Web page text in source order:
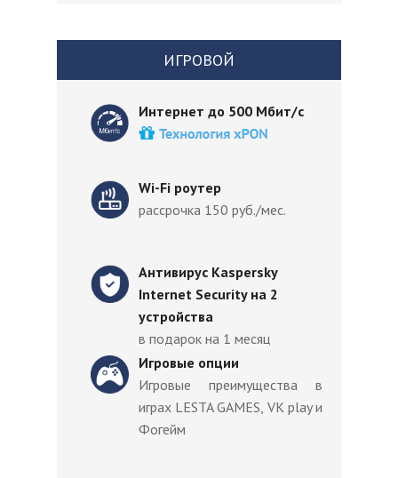
Wi-Fi роутер
рассрочка 150 руб./мес.
Игровые опции
Игровые преимущества в
играх LESTA GAMES, VK play и
Фогейм
Интернет до 500 Мбит/с
ИГРОВОЙ
Антивирус Kaspersky
Internet Security на 2
устройства
в подарок на 1 месяц